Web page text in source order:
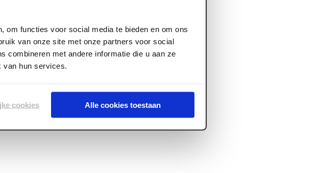
om functies voor social media te bieden en om ons
van onze site met onze partners voor social
combineren met andere informatie die u aan ze
van hun services.
cookies Alle cookies toestaan